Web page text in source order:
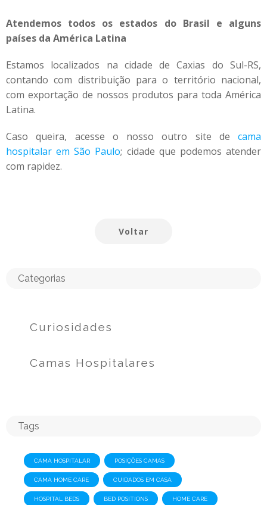
Atendemos todos os estados do Brasil e alguns
países da América Latina
Estamos localizados na cidade de Caxias do Sul-RS,
contando com distribuição para o território nacional,
com exportação de nossos produtos para toda América
Latina.
Caso queira, acesse o nosso outro site de cama
hospitalar em São Paulo; cidade que podemos atender
com rapidez.
Voltar
Categorias
Curiosidades
Camas Hospitalares
Tags
CAMA HOSPITALAR POSIÇÕES CAMAS
CAMA HOME CARE CUIDADOS EM CASA
HOSPITAL BEDS BED POSITIONS HOME CARE